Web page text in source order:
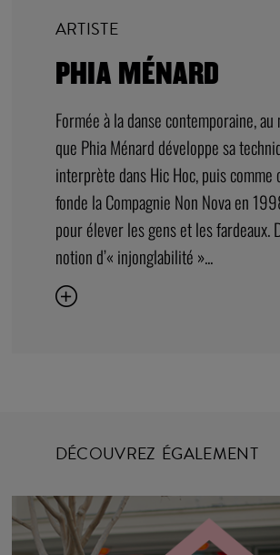
ARTISTE
PHIA MÉNARD
Formée à la danse contemporaine,
que Phia Ménard développe sa
interprète dans Hic Hoc, puis
fonde la Compagnie Non Nova en
pour élever les gens et les
notion d’« injonglabilité »...
DÉCOUVREZ ÉGALEMENT